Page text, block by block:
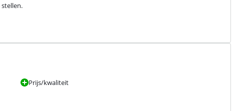
Prijs/kwaliteit